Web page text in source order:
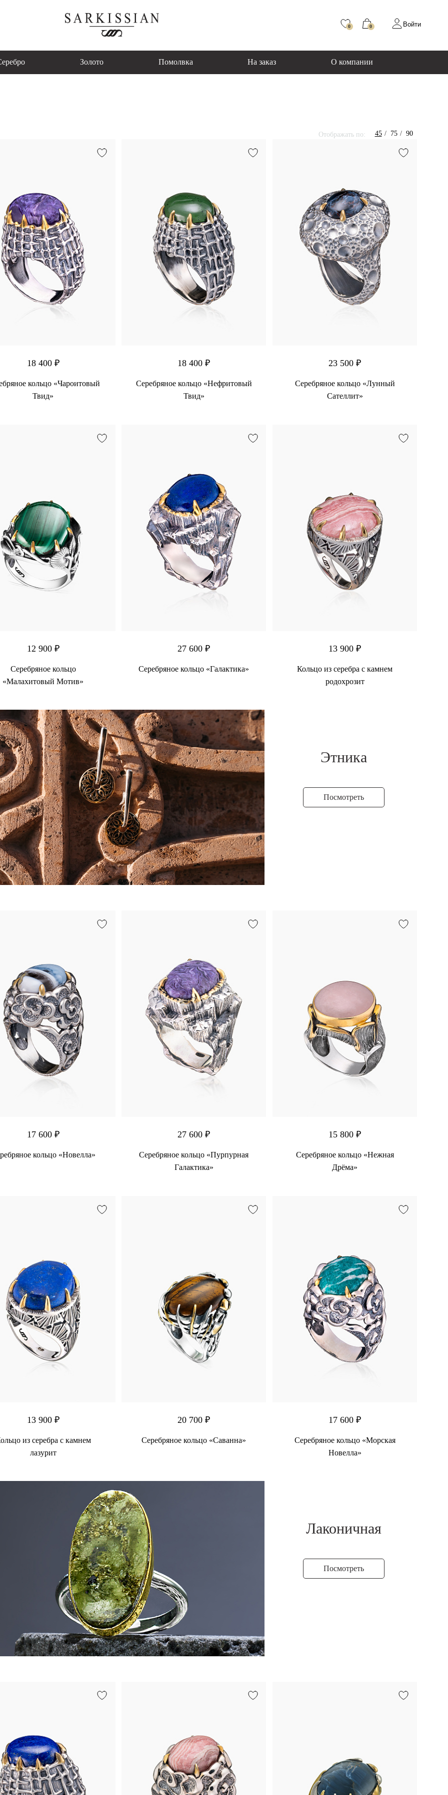
0 0 Войти
Золото Помолвка На заказ О компании
Отображать по: 45 75 90
18 400 ₽
кольцо «Чароитовый
Твид»
18 400 ₽
Серебряное кольцо «Нефритовый
Твид»
23 500 ₽
Серебряное кольцо «Лунный
Сателлит»
12 900 ₽
Серебряное кольцо
«Малахитовый Мотив»
27 600 ₽
Серебряное кольцо «Галактика»
13 900 ₽
Кольцо из серебра с камнем
родохрозит
Этника
Посмотреть
17 600 ₽
кольцо «Новелла»
27 600 ₽
Серебряное кольцо «Пурпурная
Галактика»
15 800 ₽
Серебряное кольцо «Нежная
Дрёма»
13 900 ₽
из серебра с камнем
лазурит
20 700 ₽
Серебряное кольцо «Саванна»
17 600 ₽
Серебряное кольцо «Морская
Новелла»
Лаконичная
Посмотреть